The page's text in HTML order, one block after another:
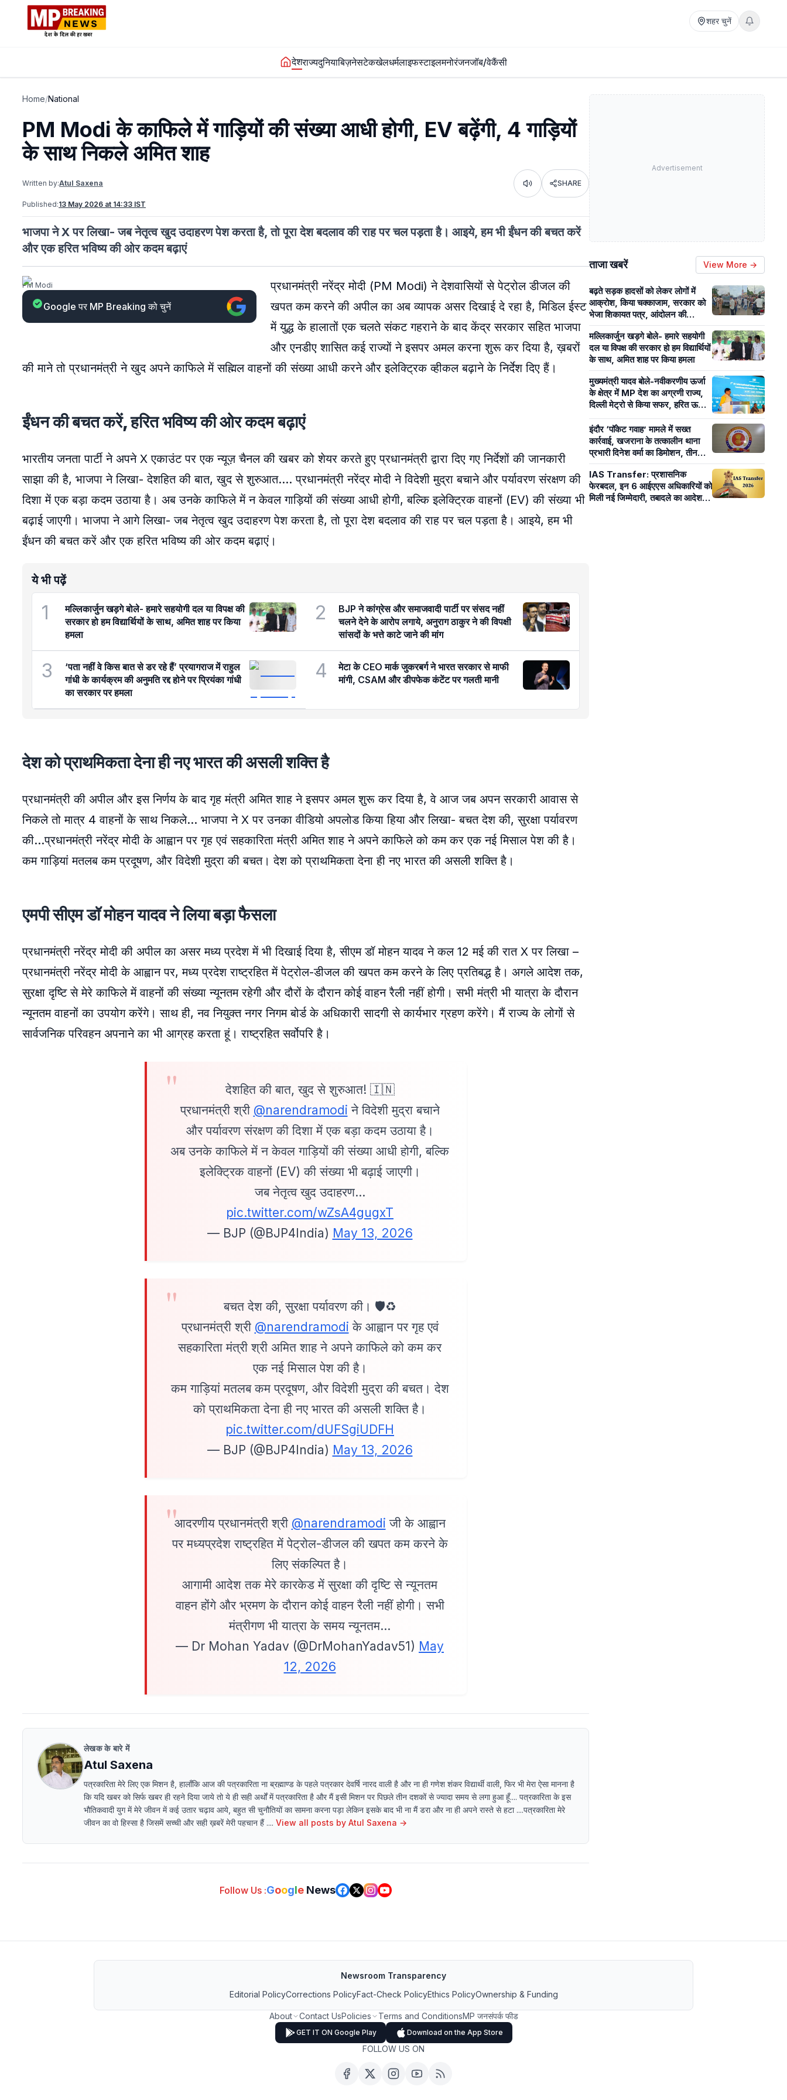
शहर चुनें
देशराज्यदुनियाबिज़नेसटेकखेलधर्मलाइफस्टाइलमनोरंजनजॉब/वेकैंसी
Home/National
PM Modi के काफिले में गाड़ियों की संख्या आधी होगी, EV बढ़ेंगी, 4 गाड़ियों
के साथ निकले अमित शाह
Written by:Atul Saxena Listen SHARE
Published:13 May 2026 at 14:33 IST
भाजपा ने X पर लिखा- जब नेतृत्व खुद उदाहरण पेश करता है, तो पूरा देश बदलाव की राह पर चल पड़ता है। आइये, हम भी ईंधन की बचत करें
और एक हरित भविष्य की ओर कदम बढ़ाएं
PM Modi
Google पर MP Breaking को चुनें
प्रधानमंत्री नरेंद्र मोदी (PM Modi) ने देशवासियों से पेट्रोल डीजल की
खपत कम करने की अपील का अब व्यापक असर दिखाई दे रहा है, मिडिल ईस्ट
में युद्ध के हालातों एक चलते संकट गहराने के बाद केंद्र सरकार सहित भाजपा
और एनडीए शासित कई राज्यों ने इसपर अमल करना शुरू कर दिया है, ख़बरों
की माने तो प्रधानमंत्री ने खुद अपने काफिले में सह्मिल वाहनों की संख्या आधी करने और इलेक्ट्रिक व्हीकल बढ़ाने के निर्देश दिए हैं।
ईंधन की बचत करें, हरित भविष्य की ओर कदम बढ़ाएं
भारतीय जनता पार्टी ने अपने X एकाउंट पर एक न्यूज़ चैनल की खबर को शेयर करते हुए प्रधानमंत्री द्वारा दिए गए निर्देशों की जानकारी
साझा की है, भाजपा ने लिखा- देशहित की बात, खुद से शुरुआत…. प्रधानमंत्री नरेंद्र मोदी ने विदेशी मुद्रा बचाने और पर्यावरण संरक्षण की
दिशा में एक बड़ा कदम उठाया है। अब उनके काफिले में न केवल गाड़ियों की संख्या आधी होगी, बल्कि इलेक्ट्रिक वाहनों (EV) की संख्या भी
बढ़ाई जाएगी। भाजपा ने आगे लिखा- जब नेतृत्व खुद उदाहरण पेश करता है, तो पूरा देश बदलाव की राह पर चल पड़ता है। आइये, हम भी
ईंधन की बचत करें और एक हरित भविष्य की ओर कदम बढ़ाएं।
ये भी पढ़ें
1
मल्लिकार्जुन खड़गे बोले- हमारे सहयोगी दल या विपक्ष की
सरकार हो हम विद्यार्थियों के साथ, अमित शाह पर किया
हमला
2
BJP ने कांग्रेस और समाजवादी पार्टी पर संसद नहीं
चलने देने के आरोप लगाये, अनुराग ठाकुर ने की विपक्षी
सांसदों के भत्ते काटे जाने की मांग
3
‘पता नहीं वे किस बात से डर रहे हैं’ प्रयागराज में राहुल
गांधी के कार्यक्रम की अनुमति रद्द होने पर प्रियंका गांधी
का सरकार पर हमला
4
मेटा के CEO मार्क जुकरबर्ग ने भारत सरकार से माफी
मांगी, CSAM और डीपफेक कंटेंट पर गलती मानी
देश को प्राथमिकता देना ही नए भारत की असली शक्ति है
प्रधानमंत्री की अपील और इस निर्णय के बाद गृह मंत्री अमित शाह ने इसपर अमल शुरू कर दिया है, वे आज जब अपन सरकारी आवास से
निकले तो मात्र 4 वाहनों के साथ निकले… भाजपा ने X पर उनका वीडियो अपलोड किया हिया और लिखा- बचत देश की, सुरक्षा पर्यावरण
की…प्रधानमंत्री नरेंद्र मोदी के आह्वान पर गृह एवं सहकारिता मंत्री अमित शाह ने अपने काफिले को कम कर एक नई मिसाल पेश की है।
कम गाड़ियां मतलब कम प्रदूषण, और विदेशी मुद्रा की बचत। देश को प्राथमिकता देना ही नए भारत की असली शक्ति है।
एमपी सीएम डॉ मोहन यादव ने लिया बड़ा फैसला
प्रधानमंत्री नरेंद्र मोदी की अपील का असर मध्य प्रदेश में भी दिखाई दिया है, सीएम डॉ मोहन यादव ने कल 12 मई की रात X पर लिखा –
प्रधानमंत्री नरेंद्र मोदी के आह्वान पर, मध्य प्रदेश राष्ट्रहित में पेट्रोल-डीजल की खपत कम करने के लिए प्रतिबद्ध है। अगले आदेश तक,
सुरक्षा दृष्टि से मेरे काफिले में वाहनों की संख्या न्यूनतम रहेगी और दौरों के दौरान कोई वाहन रैली नहीं होगी। सभी मंत्री भी यात्रा के दौरान
न्यूनतम वाहनों का उपयोग करेंगे। साथ ही, नव नियुक्त नगर निगम बोर्ड के अधिकारी सादगी से कार्यभार ग्रहण करेंगे। मैं राज्य के लोगों से
सार्वजनिक परिवहन अपनाने का भी आग्रह करता हूं। राष्ट्रहित सर्वोपरि है।
देशहित की बात, खुद से शुरुआत! 🇮🇳
प्रधानमंत्री श्री @narendramodi ने विदेशी मुद्रा बचाने
और पर्यावरण संरक्षण की दिशा में एक बड़ा कदम उठाया है।
अब उनके काफिले में न केवल गाड़ियों की संख्या आधी होगी, बल्कि
इलेक्ट्रिक वाहनों (EV) की संख्या भी बढ़ाई जाएगी।
जब नेतृत्व खुद उदाहरण…
pic.twitter.com/wZsA4gugxT
— BJP (@BJP4India) May 13, 2026
बचत देश की, सुरक्षा पर्यावरण की। 🛡️♻️
प्रधानमंत्री श्री @narendramodi के आह्वान पर गृह एवं
सहकारिता मंत्री श्री अमित शाह ने अपने काफिले को कम कर
एक नई मिसाल पेश की है।
कम गाड़ियां मतलब कम प्रदूषण, और विदेशी मुद्रा की बचत। देश
को प्राथमिकता देना ही नए भारत की असली शक्ति है।
pic.twitter.com/dUFSgiUDFH
— BJP (@BJP4India) May 13, 2026
आदरणीय प्रधानमंत्री श्री @narendramodi जी के आह्वान
पर मध्यप्रदेश राष्ट्रहित में पेट्रोल-डीजल की खपत कम करने के
लिए संकल्पित है।
आगामी आदेश तक मेरे कारकेड में सुरक्षा की दृष्टि से न्यूनतम
वाहन होंगे और भ्रमण के दौरान कोई वाहन रैली नहीं होगी। सभी
मंत्रीगण भी यात्रा के समय न्यूनतम…
— Dr Mohan Yadav (@DrMohanYadav51) May
12, 2026
लेखक के बारे में
Atul Saxena
पत्रकारिता मेरे लिए एक मिशन है, हालाँकि आज की पत्रकारिता ना ब्रह्माण्ड के पहले पत्रकार देवर्षि नारद वाली है और ना ही गणेश शंकर विद्यार्थी वाली, फिर भी मेरा ऐसा मानना है
कि यदि खबर को सिर्फ खबर ही रहने दिया जाये तो ये ही सही अर्थों में पत्रकारिता है और मैं इसी मिशन पर पिछले तीन दशकों से ज्यादा समय से लगा हुआ हूँ.... पत्रकारिता के इस
भौतिकवादी युग में मेरे जीवन में कई उतार चढ़ाव आये, बहुत सी चुनौतियों का सामना करना पड़ा लेकिन इसके बाद भी ना मैं डरा और ना ही अपने रास्ते से हटा ....पत्रकारिता मेरे
जीवन का वो हिस्सा है जिसमें सच्ची और सही ख़बरें मेरी पहचान हैं .... View all posts by Atul Saxena →
Follow Us :Google News
Advertisement
ताजा खबरें View More →
बढ़ते सड़क हादसों को लेकर लोगों में
आक्रोश, किया चक्काजाम, सरकार को
भेजा शिकायत पत्र, आंदोलन की
चेतावनी
मल्लिकार्जुन खड़गे बोले- हमारे सहयोगी
दल या विपक्ष की सरकार हो हम विद्यार्थियों
के साथ, अमित शाह पर किया हमला
मुख्यमंत्री यादव बोले-नवीकरणीय ऊर्जा
के क्षेत्र में MP देश का अग्रणी राज्य,
दिल्ली मेट्रो से किया सफर, हरित ऊर्जा
मॉडल का हुआ प्रेजेंटेशन
इंदौर ‘पॉकेट गवाह’ मामले में सख्त
कार्रवाई, खजराना के तत्कालीन थाना
प्रभारी दिनेश वर्मा का डिमोशन, तीन
साल के लिए बने सब-इंस्पेक्टर
IAS Transfer: प्रशासनिक
फेरबदल, इन 6 आईएएस अधिकारियों को
मिली नई जिम्मेदारी, तबादले का आदेश
Newsroom Transparency
Editorial PolicyCorrections PolicyFact-Check PolicyEthics PolicyOwnership & Funding
About Contact UsPolicies Terms and ConditionsMP जनसंपर्क फीड
GET IT ON Google Play Download on the App Store
FOLLOW US ON